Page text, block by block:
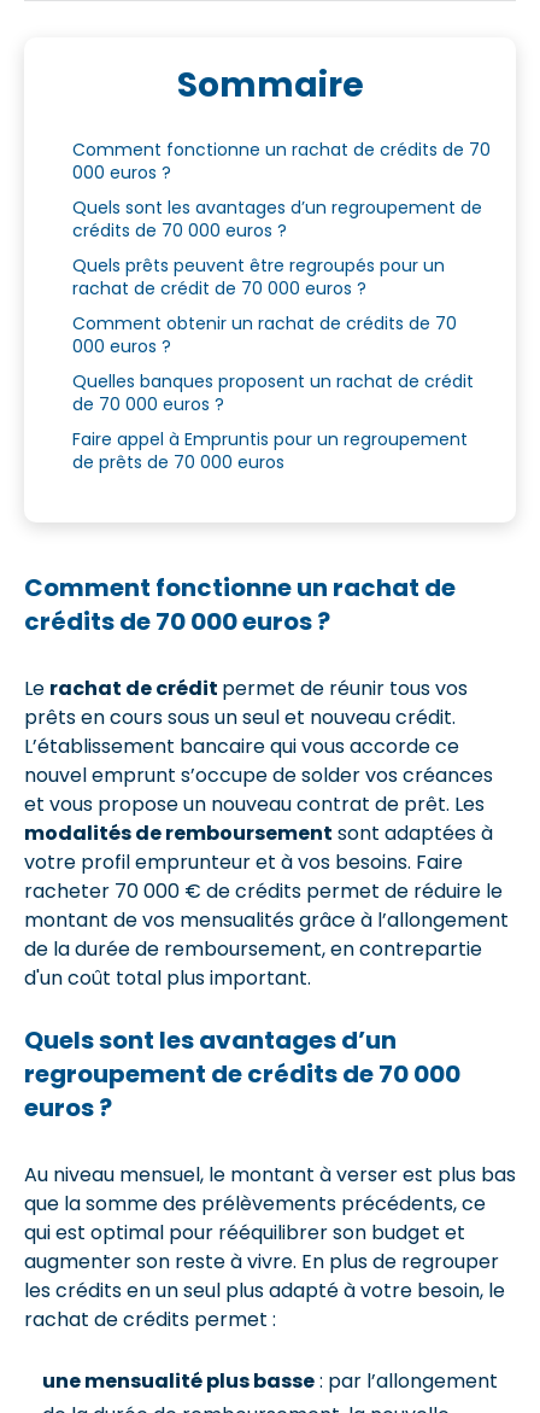
Sommaire
Comment fonctionne un rachat de crédits de 70
000 euros ?
Quels sont les avantages d’un regroupement de
crédits de 70 000 euros ?
Quels prêts peuvent être regroupés pour un
rachat de crédit de 70 000 euros ?
Comment obtenir un rachat de crédits de 70
000 euros ?
Quelles banques proposent un rachat de crédit
de 70 000 euros ?
Faire appel à Empruntis pour un regroupement
de prêts de 70 000 euros
Comment fonctionne un rachat de
crédits de 70 000 euros ?
Le rachat de crédit permet de réunir tous vos
prêts en cours sous un seul et nouveau crédit.
L’établissement bancaire qui vous accorde ce
nouvel emprunt s’occupe de solder vos créances
et vous propose un nouveau contrat de prêt. Les
modalités de remboursement sont adaptées à
votre profil emprunteur et à vos besoins. Faire
racheter 70 000 € de crédits permet de réduire le
montant de vos mensualités grâce à l’allongement
de la durée de remboursement, en contrepartie
d'un coût total plus important.
Quels sont les avantages d’un
regroupement de crédits de 70 000
euros ?
Au niveau mensuel, le montant à verser est plus bas
que la somme des prélèvements précédents, ce
qui est optimal pour rééquilibrer son budget et
augmenter son reste à vivre. En plus de regrouper
les crédits en un seul plus adapté à votre besoin, le
rachat de crédits permet :
une mensualité plus basse: par l’allongement